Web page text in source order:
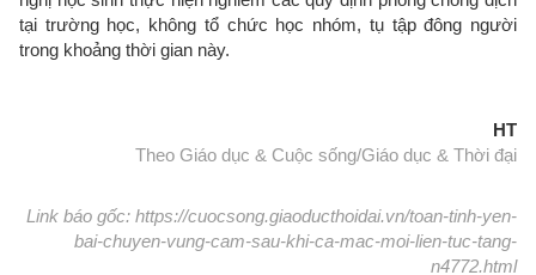
tại trường học, không tổ chức học nhóm, tụ tập đông người
trong khoảng thời gian này.
HT
Theo Giáo dục & Cuộc sống/Giáo dục & Thời đại
Link báo gốc: https://cuocsong.giaoducthoidai.vn/toan-tinh-yen-
bai-chuyen-vung-cam-sau-khi-ca-mac-moi-lien-tuc-tang-
n4772.html